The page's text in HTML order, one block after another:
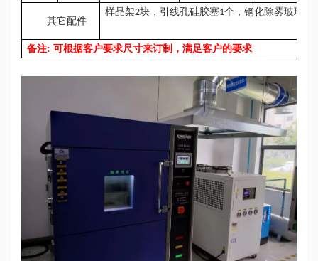
其它配件
样品架2块，引线孔硅胶塞1个，钢化除雾玻璃
备注: 可根据客户要求尺寸来订制，满足客户的要求